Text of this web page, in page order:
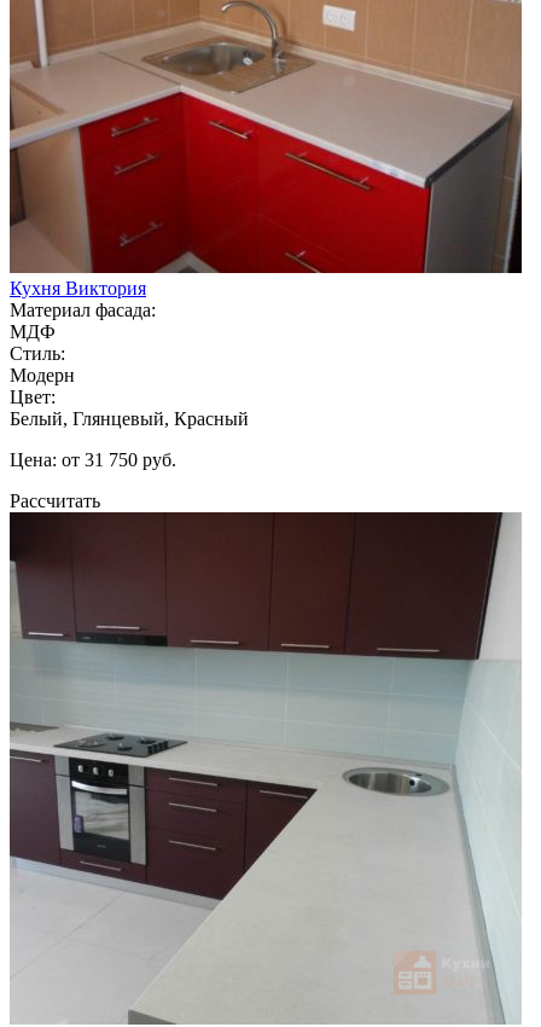
Кухня Виктория
Материал фасада:
МДФ
Стиль:
Модерн
Цвет:
Белый, Глянцевый, Красный
Цена: от 31 750 руб.
Рассчитать